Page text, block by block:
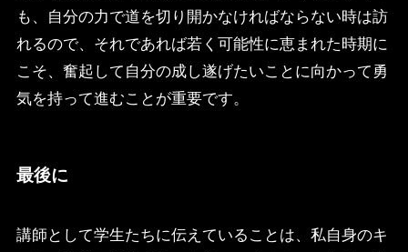
も、自分の力で道を切り開かなければならない時は訪
れるので、それであれば若く可能性に恵まれた時期に
こそ、奮起して自分の成し遂げたいことに向かって勇
気を持って進むことが重要です。
最後に
講師として学生たちに伝えていることは、私自身のキ